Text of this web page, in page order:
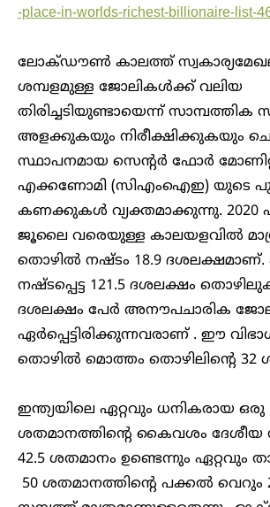
-place-in-worlds-richest-billionaire-list-
ലോക്ഡൗൺ കാലത്ത്
ശമ്പളമുള്ള ജോലികൾക്ക് വലിയ
തിരിച്ചടിയുണ്ടായെന്ന്
അളക്കുകയും നിരീക്ഷിക്കുകയും
സ്ഥാപനമായ സെന്റർ ഫോർ
എക്കണോമി (സി‌എം‌ഐ‌ഇ) യുടെ
കണക്കുകൾ വ്യക്തമാക്കുന്നു. 2020
ജൂലൈ വരെയുള്ള കാലയളവിൽ
തൊഴിൽ നഷ്ടം 18.9 ദശലക്ഷമാണ്.
നഷ്ടപ്പെട്ട 121.5 ദശലക്ഷം
ദശലക്ഷം പേർ അനൗപചാരിക
ഏർപ്പെട്ടിരിക്കുന്നവരാണ് . ഈ
തൊഴിൽ മൊത്തം തൊഴിലിന്റെ 32
ഇന്ത്യയിലെ ഏറ്റവും ധനികരായ ഒരു
ശതമാനത്തിന്റെ കൈവശം ദേശീയ
42.5 ശതമാനം ഉണ്ടെന്നും ഏറ്റവും
50 ശതമാനത്തിന്റെ പക്കൽ വെറും